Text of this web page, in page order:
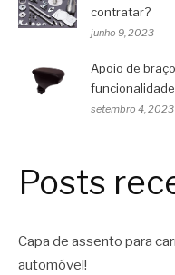
contratar?
junho 9, 2023
Apoio de
setembro 4, 2023
Posts
Capa de assento para
automóvel!